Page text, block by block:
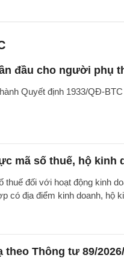
đầu cho người phụ
Quyết định 1933/QĐ-
mã số thuế, hộ kinh
đối với hoạt động kinh
có địa điểm kinh doanh, hộ
Thông tư 89/